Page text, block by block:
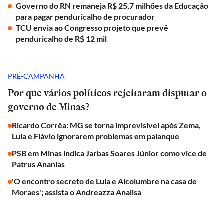
Governo do RN remaneja R$ 25,7 milhões da Educação
para pagar penduricalho de procurador
TCU envia ao Congresso projeto que prevê
penduricalho de R$ 12 mil
PRÉ-CAMPANHA
Por que vários políticos rejeitaram disputar o
governo de Minas?
Ricardo Corrêa: MG se torna imprevisível após Zema,
Lula e Flávio ignorarem problemas em palanque
PSB em Minas indica Jarbas Soares Júnior como vice de
Patrus Ananias
'O encontro secreto de Lula e Alcolumbre na casa de
Moraes'; assista o Andreazza Analisa